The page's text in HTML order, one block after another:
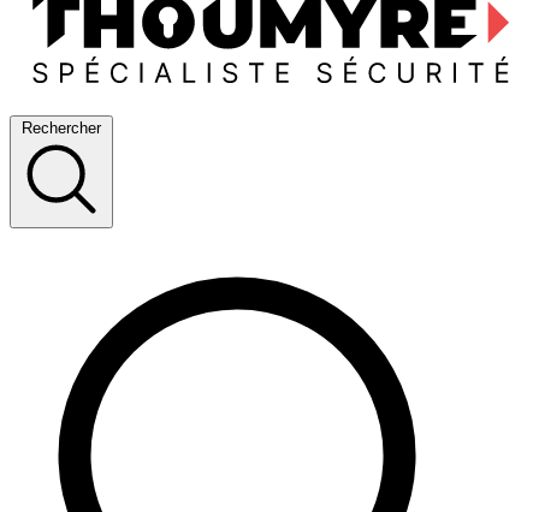
Rechercher